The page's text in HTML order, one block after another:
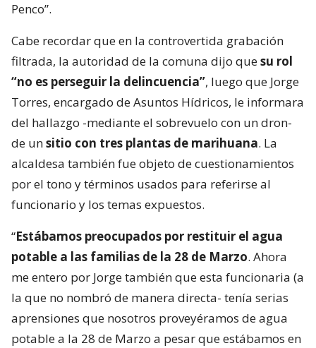
Penco”.
Cabe recordar que en la controvertida grabación
filtrada, la autoridad de la comuna dijo quesu rol
“no es perseguir la delincuencia”, luego que Jorge
Torres, encargado de Asuntos Hídricos, le informara
del hallazgo -mediante el sobrevuelo con un dron-
de unsitio con tres plantas de marihuana. La
alcaldesa también fue objeto de cuestionamientos
por el tono y términos usados para referirse al
funcionario y los temas expuestos.
“Estábamos preocupados por restituir el agua
potable a las familias de la 28 de Marzo. Ahora
me entero por Jorge también que esta funcionaria (a
la que no nombró de manera directa- tenía serias
aprensiones que nosotros proveyéramos de agua
potable a la 28 de Marzo a pesar que estábamos en